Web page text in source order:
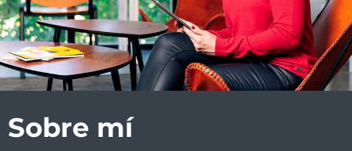
Sobre mí